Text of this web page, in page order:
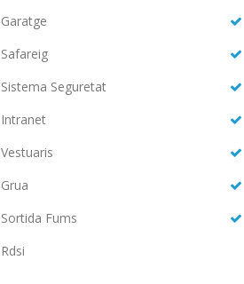
Garatge
Safareig
Sistema Seguretat
Intranet
Vestuaris
Grua
Sortida Fums
Rdsi